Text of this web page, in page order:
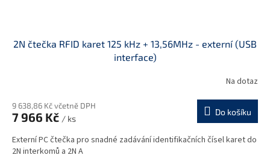
2N čtečka RFID karet 125 kHz + 13,56MHz - externí (USB
interface)
Na dotaz
9 638,86 Kč včetně DPH
7 966 Kč / ks
Do košíku
Externí PC čtečka pro snadné zadávání identifikačních čísel karet do
2N interkomů a 2N A